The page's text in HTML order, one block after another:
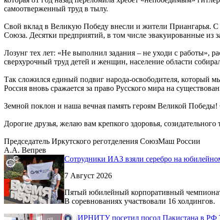
самоотверженный труд в тылу.
Свой вклад в Великую Победу внесли и жители Приангарья. С
Союза. Десятки предприятий, в том числе эвакуированные из
Лозунг тех лет: «Не выполнил задания – не уходи с работы»,
сверхурочный труд детей и женщин, население области
Так сложился единый подвиг народа-освободителя, который
Россия вновь сражается за право Русского мира на
Земной поклон и наша вечная память героям Великой
Дорогие друзья, желаю вам крепкого здоровья,
Председатель Иркутского реготделения СоюзМаш России
А.А. Вепрев
Сотрудники ИАЗ взяли серебро на
7 Август 2026
Пятый юбилейный корпоративный чемпионат
В соревнованиях участвовали 16 холдингов.
ИРНИТУ посетил посол Пакистана в РФ